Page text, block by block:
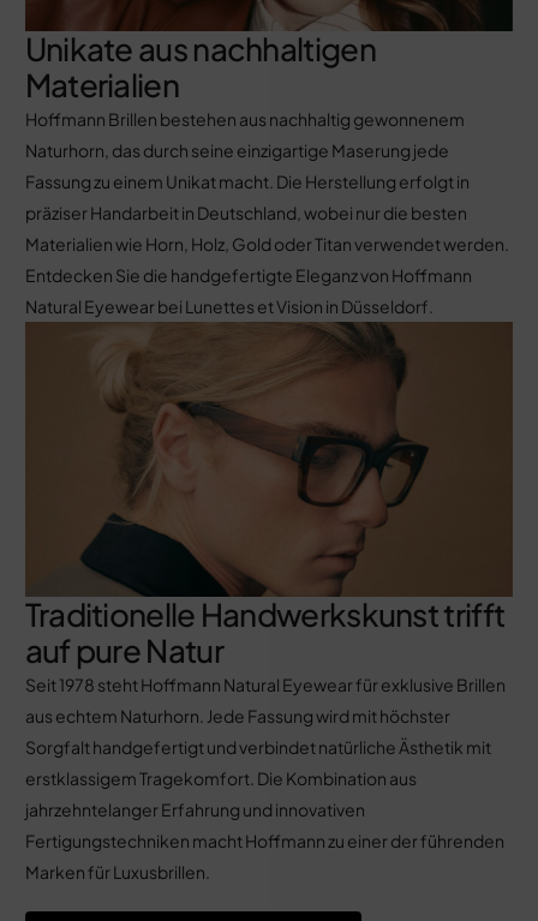
Traditionelle Handwerkskunst trifft
auf pure Natur
Seit 1978 steht Hoffmann Natural Eyewear für exklusive Brillen
aus echtem Naturhorn. Jede Fassung wird mit höchster
Sorgfalt handgefertigt und verbindet natürliche Ästhetik mit
erstklassigem Tragekomfort. Die Kombination aus
jahrzehntelanger Erfahrung und innovativen
Fertigungstechniken macht Hoffmann zu einer der führenden
Marken für Luxusbrillen.
Unikate aus nachhaltigen
Materialien
Hoffmann Brillen bestehen aus nachhaltig gewonnenem
Naturhorn, das durch seine einzigartige Maserung jede
Fassung zu einem Unikat macht. Die Herstellung erfolgt in
präziser Handarbeit in Deutschland, wobei nur die besten
Materialien wie Horn, Holz, Gold oder Titan verwendet werden.
Entdecken Sie die handgefertigte Eleganz von Hoffmann
Natural Eyewear bei Lunettes et Vision in Düsseldorf.